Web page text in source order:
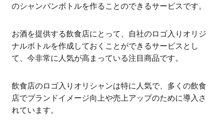
のシャンパンボトルを作ることのできるサービスです。
お酒を提供する飲食店にとって、自社のロゴ入りオリジ
ナルボトルを作成しておくことができるサービスとし
て、今非常に人気が高まっている注目商品です。
飲食店のロゴ入りオリシャンは特に人気で、多くの飲食
店でブランドイメージ向上や売上アップのために導入さ
れています。